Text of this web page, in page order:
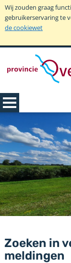
Wij zouden graag
gebruikerservaring te
de cookiewet
Zoeken in
meldingen